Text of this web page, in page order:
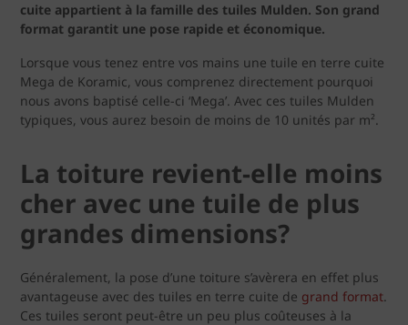
cuite appartient à la famille des tuiles Mulden. Son grand
format garantit une pose rapide et économique.
Lorsque vous tenez entre vos mains une tuile en terre cuite
Mega de Koramic, vous comprenez directement pourquoi
nous avons baptisé celle-ci ‘Mega’. Avec ces tuiles Mulden
typiques, vous aurez besoin de moins de 10 unités par m².
La toiture revient-elle moins
cher avec une tuile de plus
grandes dimensions?
Généralement, la pose d’une toiture s’avèrera en effet plus
avantageuse avec des tuiles en terre cuite de grand format.
Ces tuiles seront peut-être un peu plus coûteuses à la